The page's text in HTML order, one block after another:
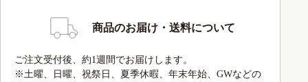
商品のお届け・送料について
ご注文受付後、約1週間でお届けします。
※土曜、日曜、祝祭日、夏季休暇、年末年始、GWなどの